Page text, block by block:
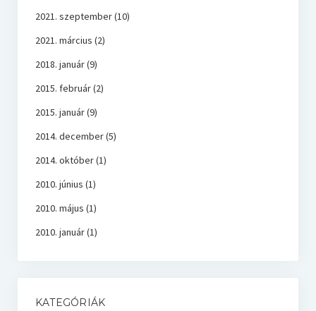
2021. szeptember(10)
2021. március (2)
2018. január(9)
2015. február(2)
2015. január(9)
2014. december(5)
2014. október(1)
2010. június (1)
2010. május (1)
2010. január(1)
KATEGÓRIÁK